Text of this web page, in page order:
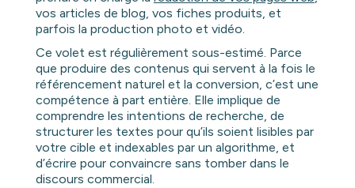
vos articles de blog, vos fiches produits, et
parfois la production photo et vidéo.
Ce volet est régulièrement sous-estimé. Parce
que produire des contenus qui servent à la fois le
référencement naturel et la conversion, c’est une
compétence à part entière. Elle implique de
comprendre les intentions de recherche, de
structurer les textes pour qu’ils soient lisibles par
votre cible et indexables par un algorithme, et
d’écrire pour convaincre sans tomber dans le
discours commercial.